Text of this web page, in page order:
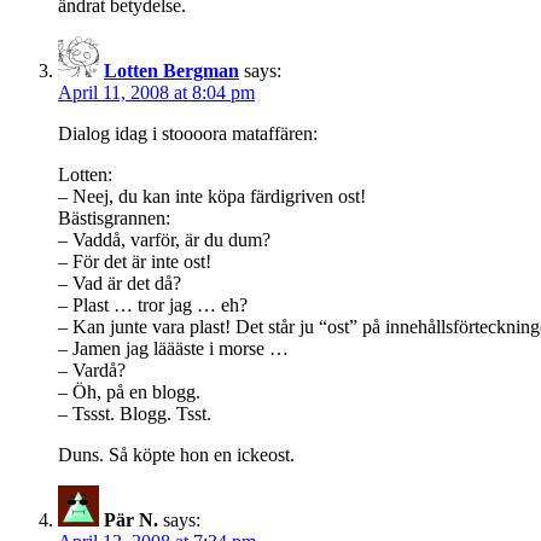
ändrat betydelse.
Lotten Bergman says:
April 11, 2008 at 8:04 pm
Dialog idag i stoooora mataffären:
Lotten:
– Neej, du kan inte köpa färdigriven ost!
Bästisgrannen:
– Vaddå, varför, är du dum?
– För det är inte ost!
– Vad är det då?
– Plast … tror jag … eh?
– Kan junte vara plast! Det står ju “ost” på
– Jamen jag läääste i morse …
– Vardå?
– Öh, på en blogg.
– Tssst. Blogg. Tsst.
Duns. Så köpte hon en ickeost.
Pär N. says: